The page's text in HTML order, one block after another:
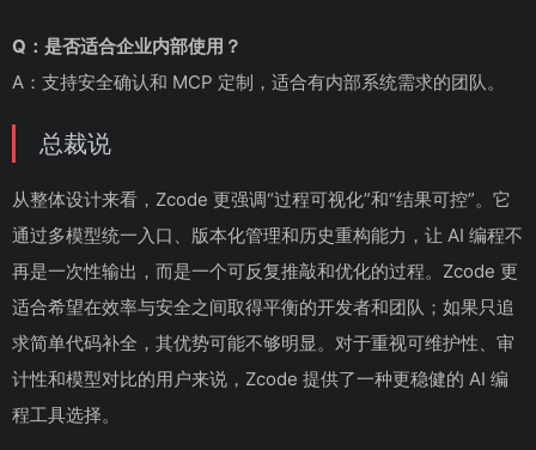
Q：是否适合企业内部使用？
A：支持安全确认和 MCP 定制，适合有内部系统需求的团队。
总裁说
从整体设计来看，Zcode 更强调“过程可视化”和“结果可控”。它
通过多模型统一入口、版本化管理和历史重构能力，让 AI 编程不
再是一次性输出，而是一个可反复推敲和优化的过程。Zcode 更
适合希望在效率与安全之间取得平衡的开发者和团队；如果只追
求简单代码补全，其优势可能不够明显。对于重视可维护性、审
计性和模型对比的用户来说，Zcode 提供了一种更稳健的 AI 编
程工具选择。